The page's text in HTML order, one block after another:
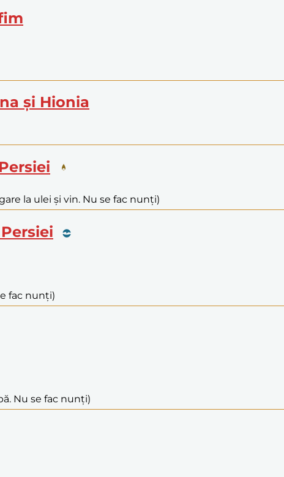
și Hionia
la ulei și vin. Nu se fac nunți)
fac nunți)
Nu se fac nunți)